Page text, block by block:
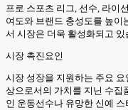
프로 스포츠 리그, 선수, 라이
여도와 브랜드 충성도를 높이
서 시장은 더욱 활성화되고 있
시장 촉진요인
시장 성장을 지원하는 주요 요
상으로서의 가치를 지닌 수집
인 운동선수나 유망한 신예